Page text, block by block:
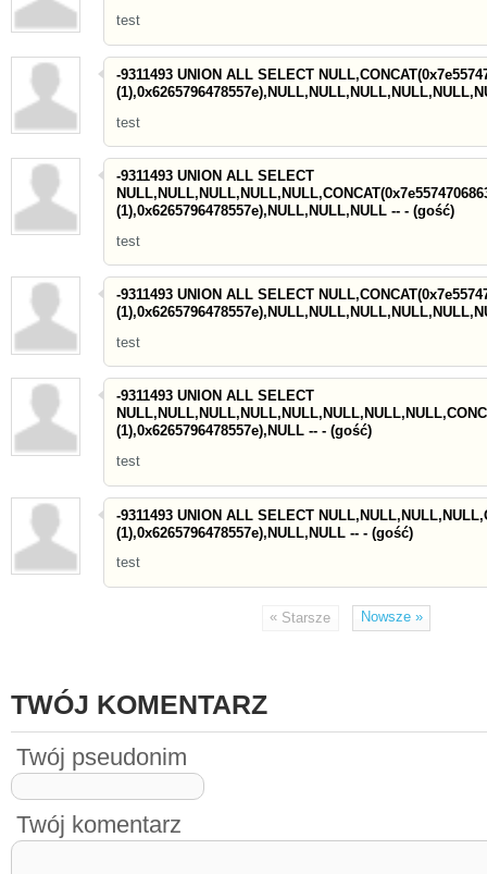
test
-9311493 UNION ALL SELECT
test
-9311493 UNION ALL SELECT
(1),0x6265796478557e),NULL,NULL,NULL -- - (gość)
test
-9311493 UNION ALL SELECT
test
-9311493 UNION ALL SELECT
(1),0x6265796478557e),NULL -- - (gość)
test
-9311493 UNION ALL SELECT
(1),0x6265796478557e),NULL,NULL -- - (gość)
test
« Starsze Nowsze»
TWÓJ KOMENTARZ
Twój pseudonim
Twój komentarz